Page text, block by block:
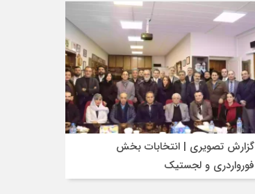
گزارش تصویری | انتخابات بخش
فورواردری و لجستیک